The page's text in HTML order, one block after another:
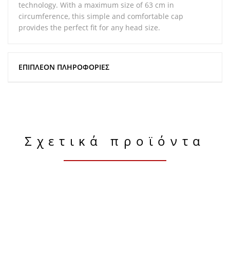
technology. With a maximum size of 63 cm in
circumference, this simple and comfortable cap
provides the perfect fit for any head size.
ΕΠΙΠΛΈΟΝ ΠΛΗΡΟΦΟΡΊΕΣ
Σχετικά προϊόντα